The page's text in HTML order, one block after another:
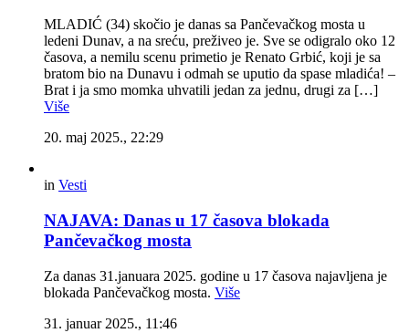
MLADIĆ (34) skočio je danas sa Pančevačkog mosta u
ledeni Dunav, a na sreću, preživeo je. Sve se odigralo oko 12
časova, a nemilu scenu primetio je Renato Grbić, koji je sa
bratom bio na Dunavu i odmah se uputio da spase mladića! –
Brat i ja smo momka uhvatili jedan za jednu, drugi za […]
Više
20. maj 2025., 22:29
in Vesti
NAJAVA: Danas u 17 časova blokada
Pančevačkog mosta
Za danas 31.januara 2025. godine u 17 časova najavljena je
blokada Pančevačkog mosta. Više
31. januar 2025., 11:46